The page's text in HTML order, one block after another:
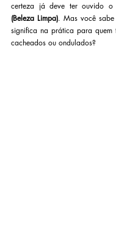
certeza já deve ter ouvido o
(Beleza Limpa). Mas você sabe
significa na prática para quem
cacheados ou ondulados?